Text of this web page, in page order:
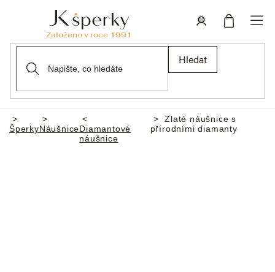
Hledat
Domů
ŠperkyNáušniceDiamantové
náušnice
Zlaté náušnice s
přírodními diamanty